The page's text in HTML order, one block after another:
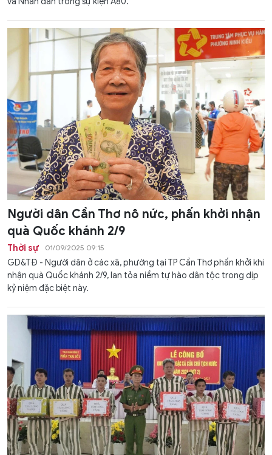
Người dân Cần Thơ nô nức, phấn khởi nhận
quà Quốc khánh 2/9
Thời sự 01/09/2025 09:15
GD&TĐ - Người dân ở các xã, phường tại TP Cần Thơ phấn khởi khi
nhận quà Quốc khánh 2/9, lan tỏa niềm tự hào dân tộc trong dịp
kỷ niệm đặc biệt này.